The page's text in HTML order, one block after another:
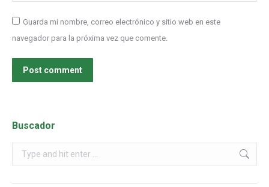
Guarda mi nombre, correo electrónico y sitio web en este
navegador para la próxima vez que comente.
Post comment
Buscador